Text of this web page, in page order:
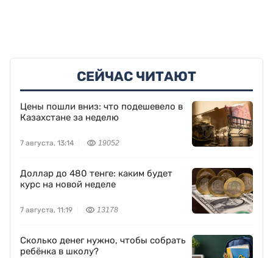
СЕЙЧАС ЧИТАЮТ
Цены пошли вниз: что подешевело в
Казахстане за неделю
7 августа, 13:14 19052
Доллар до 480 тенге: каким будет
курс на новой неделе
7 августа, 11:19 13178
Сколько денег нужно, чтобы собрать
ребёнка в школу?